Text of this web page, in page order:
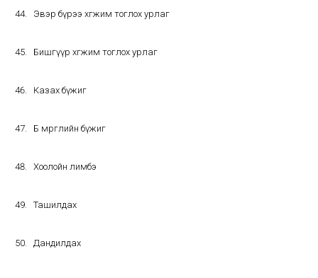
Эвэр бүрээ хөгжим тоглох урлаг
Бишгүүр хөгжим тоглох урлаг
Казах бүжиг
Бөө мөргөлийн бүжиг
Хоолойн лимбэ
Ташилдах
Дандилдах